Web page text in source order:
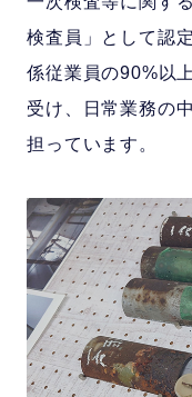
検査員」として認
係従業員の90%以
受け、日常業務の
担っています。